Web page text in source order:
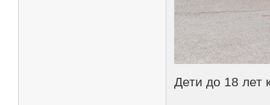
Дети до 18 лет